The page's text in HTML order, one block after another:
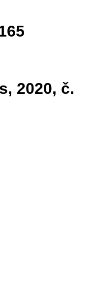
2020, č.